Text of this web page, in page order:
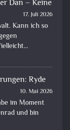
Dan – Keine
17. Juli 2026
Kann ich so
Ryde
10. Mai 2026
im Moment
und bin